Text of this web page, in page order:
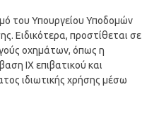
του Υπουργείου Υποδομών
Ειδικότερα, προστίθεται σε
οχημάτων, όπως η
ΙΧ επιβατικού και
ιδιωτικής χρήσης μέσω